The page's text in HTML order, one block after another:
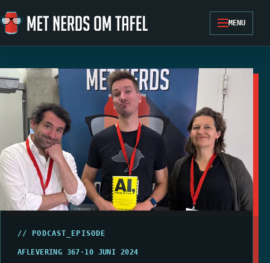
Ga naar de inhoud
MENU
// PODCAST_EPISODE
AFLEVERING 367 · 10 JUNI 2024